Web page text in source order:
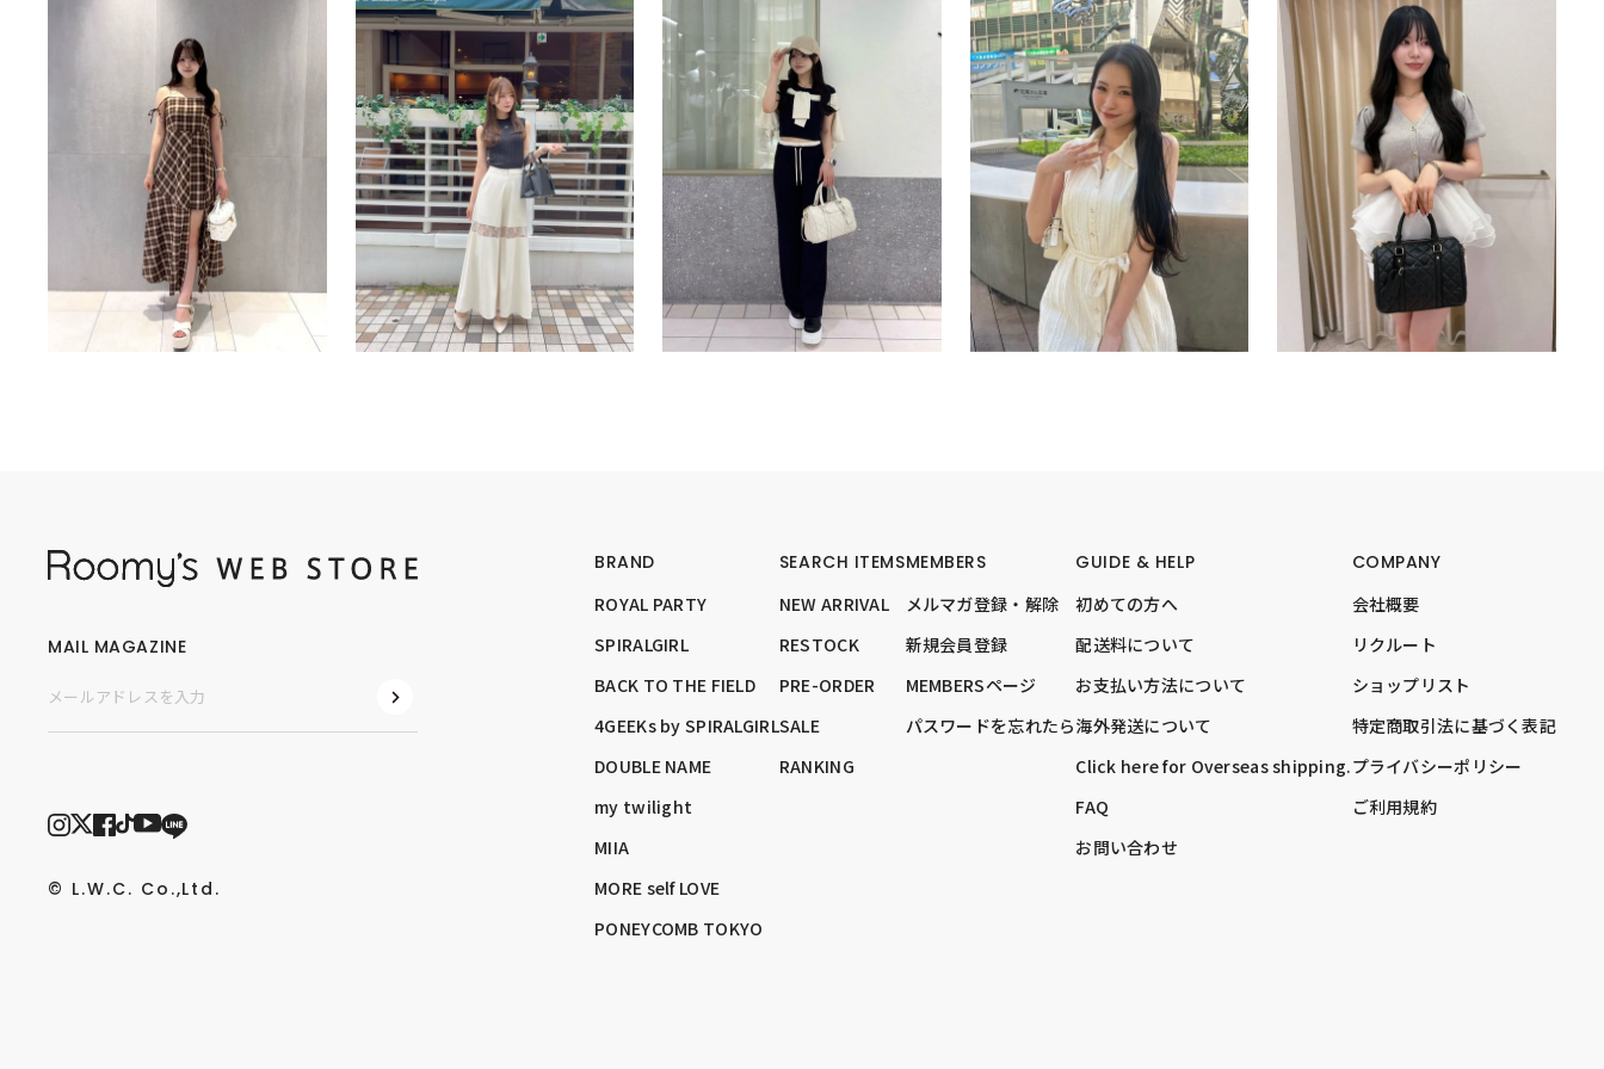
BRAND
ROYAL PARTY
SPIRALGIRL
BACK TO THE FIELD
4GEEKs by SPIRALGIRL
DOUBLE NAME
my twilight
MIIA
MORE self LOVE
PONEYCOMB TOKYO
SEARCH ITEMS
NEW ARRIVAL
RESTOCK
PRE-ORDER
SALE
RANKING
MEMBERS
メルマガ登録・解除
新規会員登録
MEMBERSページ
パスワードを忘れたら
GUIDE & HELP
初めての方へ
配送料について
お支払い方法について
海外発送について
Click here for Overseas shipping.
FAQ
お問い合わせ
COMPANY
会社概要
リクルート
ショップリスト
特定商取引法に基づく表記
プライバシーポリシー
ご利用規約
MAIL MAGAZINE
© L.W.C. Co.,Ltd.